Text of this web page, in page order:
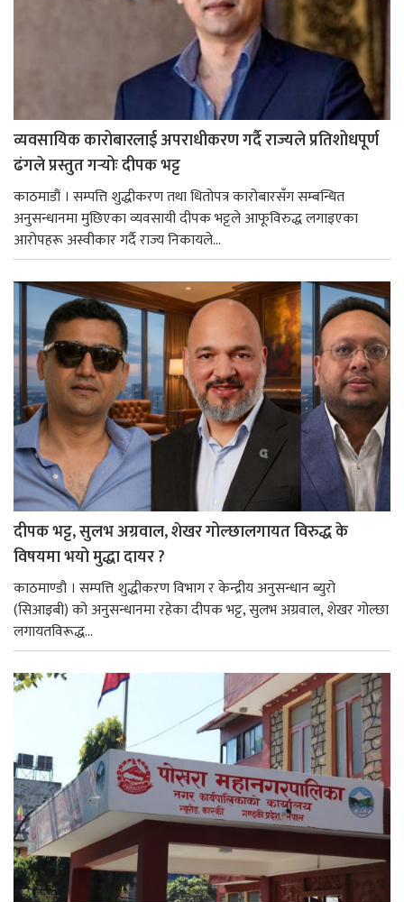
व्यवसायिक कारोबारलाई अपराधीकरण गर्दै राज्यले प्रतिशोधपूर्ण
ढंगले प्रस्तुत गर्‍योः दीपक भट्ट
काठमाडौं । सम्पत्ति शुद्धीकरण तथा धितोपत्र कारोबारसँग सम्बन्धित
अनुसन्धानमा मुछिएका व्यवसायी दीपक भट्टले आफूविरुद्ध लगाइएका
आरोपहरू अस्वीकार गर्दै राज्य निकायले...
दीपक भट्ट, सुलभ अग्रवाल, शेखर गोल्छालगायत विरुद्ध के
विषयमा भयो मुद्धा दायर ?
काठमाण्डौ । सम्पत्ति शुद्धीकरण विभाग र केन्द्रीय अनुसन्धान ब्युरो
(सिआइबी) को अनुसन्धानमा रहेका दीपक भट्ट, सुलभ अग्रवाल, शेखर गोल्छा
लगायतविरूद्ध...